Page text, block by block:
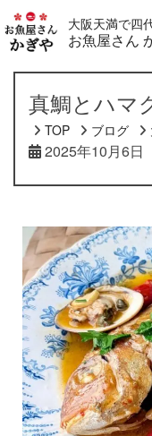
大阪天満で四
お魚屋さん
真鯛とハマ
TOP ブログ
2025年10月6日